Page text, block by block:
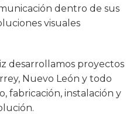
dentro de sus
visuales
desarrollamos proyectos
Nuevo León y todo
fabricación, instalación y